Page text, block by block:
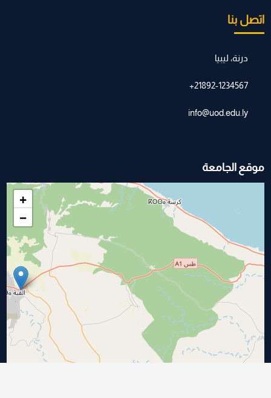
اتصل بنا
درنة، ليبيا
21892-1234567+
info@uod.edu.ly
موقع الجامعة
+
−